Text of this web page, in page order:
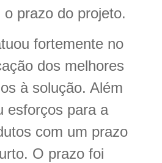
prazo do projeto.
fortemente no
dos melhores
à solução. Além
esforços para a
com um prazo
O prazo foi